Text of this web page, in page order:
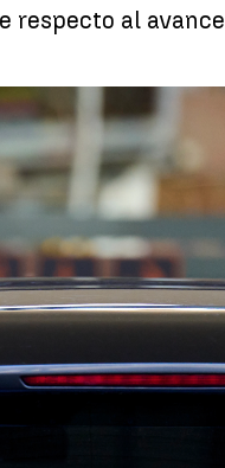
respecto al avance
más alta desde 1985 |